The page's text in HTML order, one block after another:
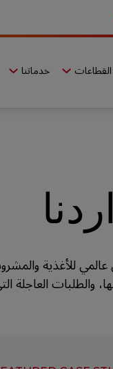
خدماتنا القطاعات
للأغذية
والطلبات العاجلة